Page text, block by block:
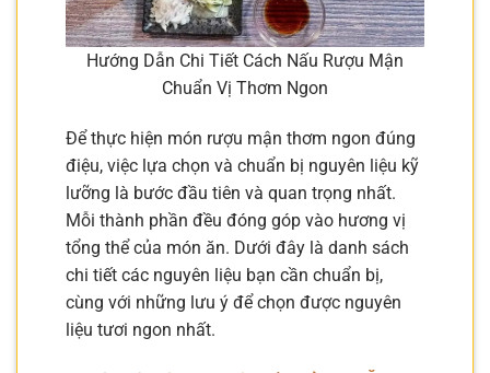
Hướng Dẫn Chi Tiết Cách Nấu Rượu Mận
Chuẩn Vị Thơm Ngon
Để thực hiện món rượu mận thơm ngon đúng
điệu, việc lựa chọn và chuẩn bị nguyên liệu kỹ
lưỡng là bước đầu tiên và quan trọng nhất.
Mỗi thành phần đều đóng góp vào hương vị
tổng thể của món ăn. Dưới đây là danh sách
chi tiết các nguyên liệu bạn cần chuẩn bị,
cùng với những lưu ý để chọn được nguyên
liệu tươi ngon nhất.